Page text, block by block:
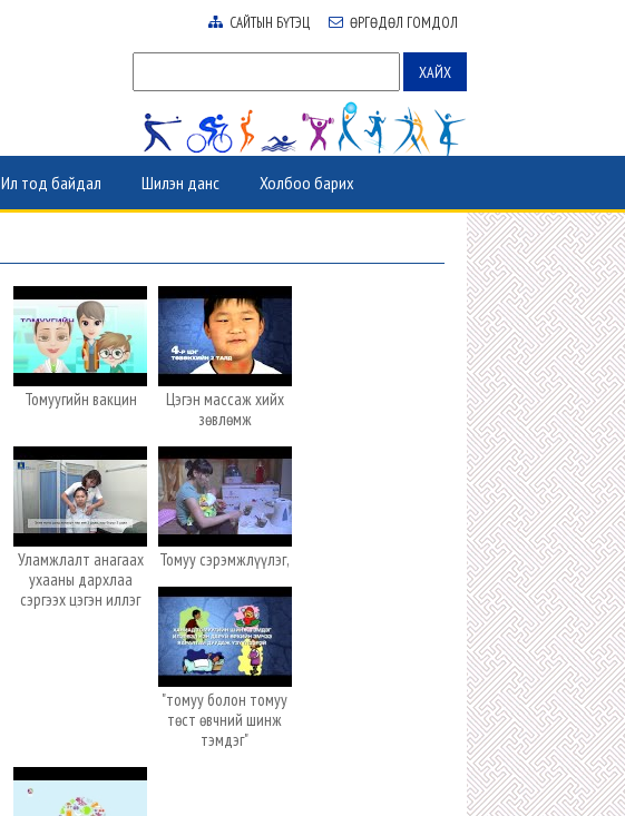
САЙТЫН БҮТЭЦ ӨРГӨДӨЛ ГОМДОЛ
Ил тод байдал Шилэн данс Холбоо барих
Томуугийн вакцин
Цэгэн массаж хийх
зөвлөмж
Уламжлалт анагаах
ухааны дархлаа
сэргээх цэгэн иллэг
Томуу сэрэмжлүүлэг,
"томуу болон томуу
төст өвчний шинж
тэмдэг"